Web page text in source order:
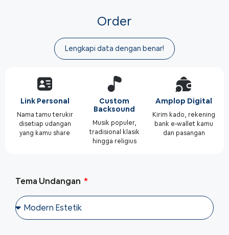
Order
Lengkapi data dengan benar!
Link Personal
Nama tamu terukir
disetiap udangan
yang kamu share
Custom
Backsound
Musik populer,
tradisional klasik
hingga religius
Amplop Digital
Kirim kado, rekening
bank e-wallet kamu
dan pasangan
Tema Undangan